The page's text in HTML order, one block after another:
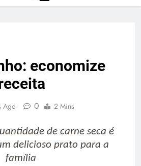
economize
Ago 0 2 Mins
de carne seca é
delicioso prato para a
família